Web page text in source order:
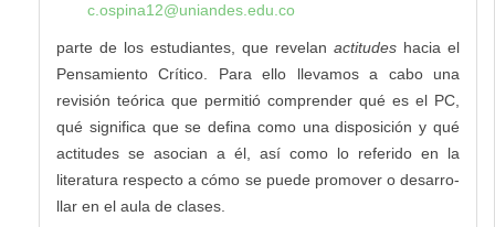
c.ospina12@uniandes.edu.co
parte de los estudiantes, que revelan actitudes hacia el
Pensamiento Crítico. Para ello llevamos a cabo una
revisión teórica que permitió comprender qué es el PC,
qué significa que se defina como una disposición y qué
actitudes se asocian a él, así como lo referido en la
literatura respecto a cómo se puede promover o desarro-
llar en el aula de clases.